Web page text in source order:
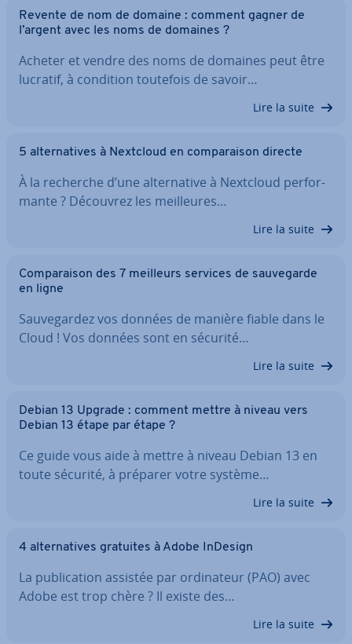
Revente de nom de domaine : comment gagner de
l’argent avec les noms de domaines ?
Acheter et vendre des noms de domaines peut être
lucratif, à condition toutefois de savoir…
Lire la suite
5 al­ter­na­tives à Nextcloud en com­pa­rai­son directe
À la recherche d’une al­ter­na­tive à Nextcloud per­for­
mante ? Découvrez les meil­leures…
Lire la suite
Com­pa­rai­son des 7 meilleurs services de sau­ve­garde
en ligne
Sau­ve­gar­dez vos données de manière fiable dans le
Cloud ! Vos données sont en sécurité…
Lire la suite
Debian 13 Upgrade : comment mettre à niveau vers
Debian 13 étape par étape ?
Ce guide vous aide à mettre à niveau Debian 13 en
toute sécurité, à préparer votre système…
Lire la suite
4 al­ter­na­tives gratuites à Adobe InDesign
La pu­bli­ca­tion assistée par or­di­na­teur (PAO) avec
Adobe est trop chère ? Il existe des…
Lire la suite